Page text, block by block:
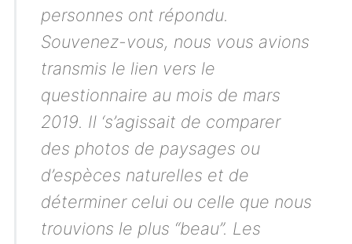
personnes ont répondu.
Souvenez-vous, nous vous avions
transmis le lien vers le
questionnaire au mois de mars
2019. Il ‘s’agissait de comparer
des photos de paysages ou
d’espèces naturelles et de
déterminer celui ou celle que nous
trouvions le plus “beau”. Les